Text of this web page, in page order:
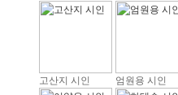
고산지 시인 엄원용 시인